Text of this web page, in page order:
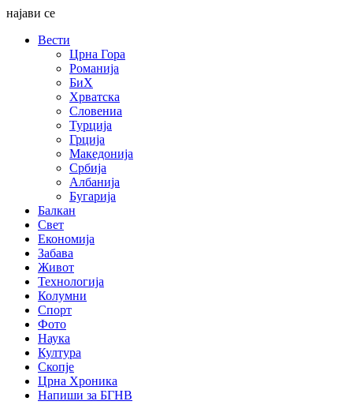
најави се
Вести
Црна Гора
Романија
БиХ
Хрватска
Словениа
Турција
Грција
Македонија
Србија
Албанија
Бугарија
Балкан
Свет
Економија
Забава
Живот
Технологија
Колумни
Спорт
Фото
Наука
Култура
Скопје
Црна Хроника
Напиши за БГНВ